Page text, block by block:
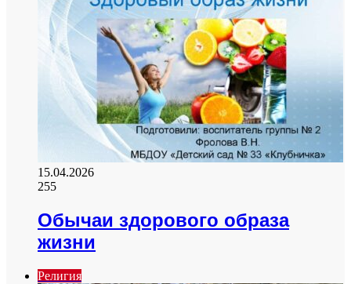
15.04.2026
255
Обычаи здорового образа
жизни
Религия